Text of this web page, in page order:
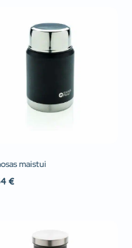
maistui
€